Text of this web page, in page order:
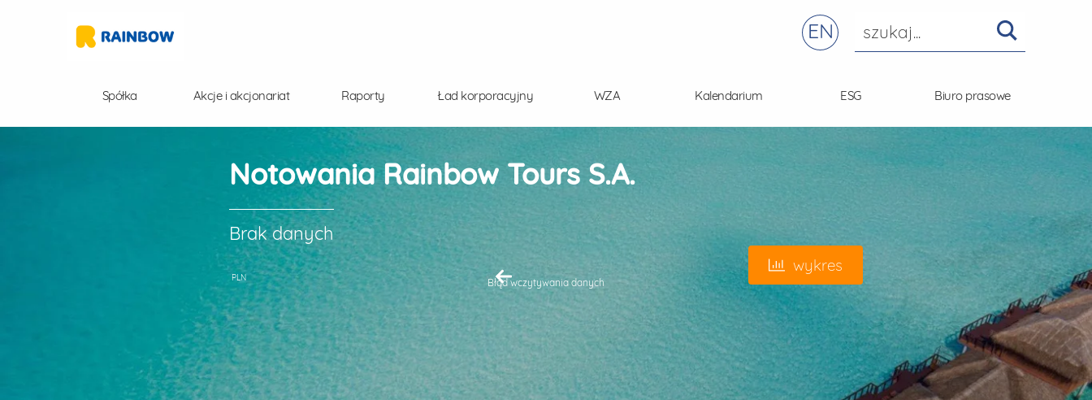
EN
Spółka Akcje i akcjonariat Raporty Ład korporacyjny WZA Kalendarium ESG Biuro prasowe
Notowania Rainbow Tours S.A.
Brak danych
Błąd wczytywania danych
PLN
wykres